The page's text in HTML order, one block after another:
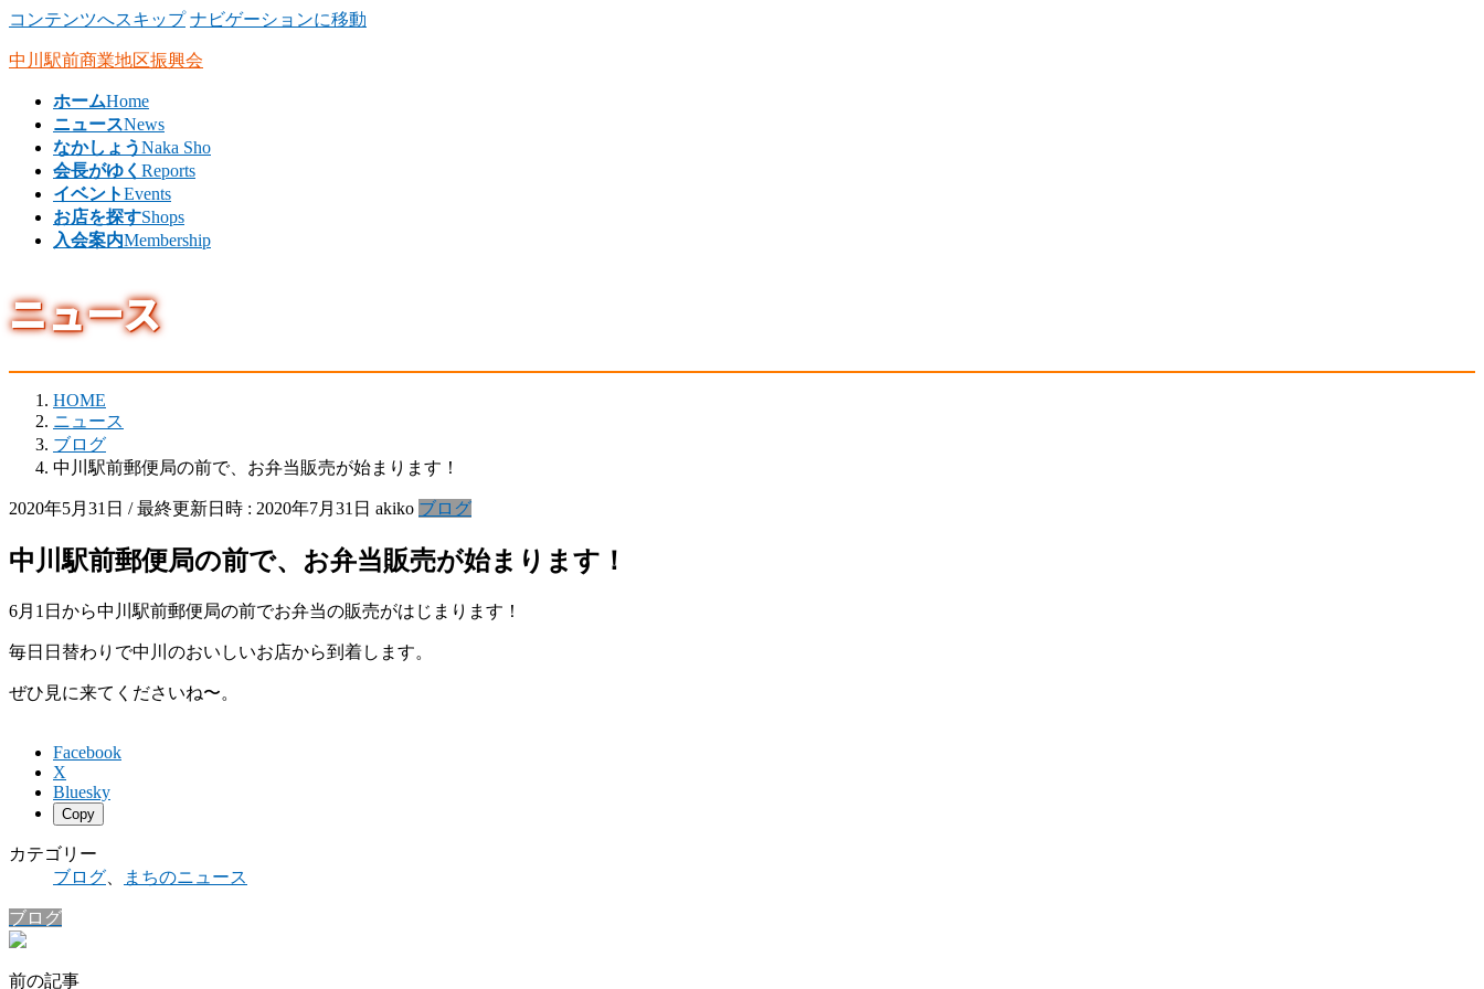
コンテンツへスキップ ナビゲーションに移動
中川駅前商業地区振興会
ホームHome
ニュースNews
なかしょうNaka Sho
会長がゆく Reports
イベントEvents
お店を探すShops
入会案内Membership
ニュース
HOME
ニュース
ブログ
中川駅前郵便局の前で、お弁当販売が始まります！
2020年5月31日 / 最終更新日時 : 2020年7月31日 akiko ブログ
中川駅前郵便局の前で、お弁当販売が始まります！
6月1日から中川駅前郵便局の前でお弁当の販売がはじまります！
毎日日替わりで中川のおいしいお店から到着します。
ぜひ見に来てくださいね〜。
Facebook
X
Bluesky
Copy
カテゴリー
ブログ
まちのニュース
ブログ
前の記事